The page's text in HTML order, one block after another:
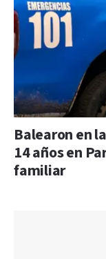
Balearon en
14 años en
familiar